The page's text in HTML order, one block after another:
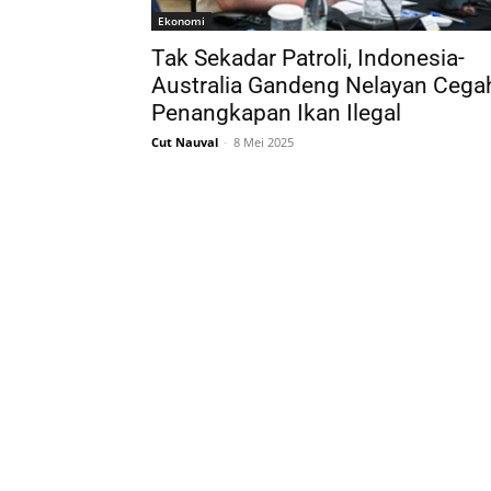
Ekonomi
Tak Sekadar Patroli, Indonesia-
Australia Gandeng Nelayan
Penangkapan Ikan Ilegal
Cut Nauval - 8 Mei 2025